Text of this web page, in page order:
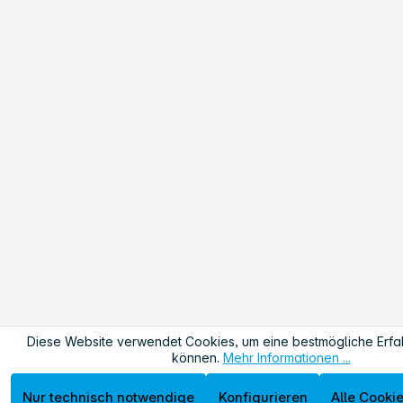
Diese Website verwendet Cookies, um eine bestmögliche
können. Mehr Informationen ...
Nur technisch notwendige Konfigurieren Alle